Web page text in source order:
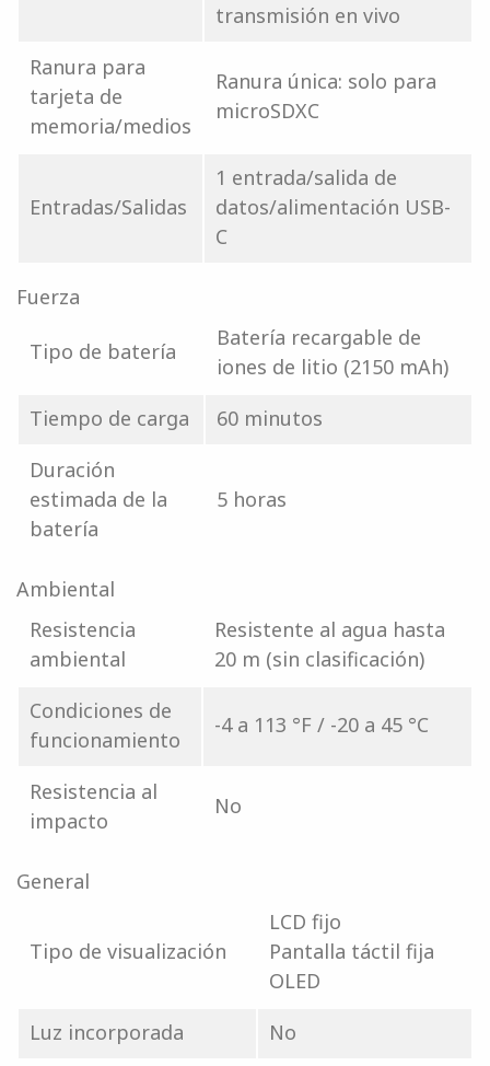
transmisión en vivo
Ranura para
tarjeta de
memoria/medios
Ranura única: solo para
microSDXC
Entradas/Salidas
1 entrada/salida de
datos/alimentación USB-
C
Fuerza
Tipo de batería
Batería recargable de
iones de litio (2150 mAh)
Tiempo de carga
60 minutos
Duración
estimada de la
batería
5 horas
Ambiental
Resistencia
ambiental
Resistente al agua hasta
20 m (sin clasificación)
Condiciones de
funcionamiento
-4 a 113 °F / -20 a 45 °C
Resistencia al
impacto
No
General
Tipo de visualización
LCD fijo
Pantalla táctil fija
OLED
Luz incorporada
No